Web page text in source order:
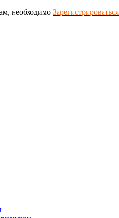
необходимо Зарегистрироваться